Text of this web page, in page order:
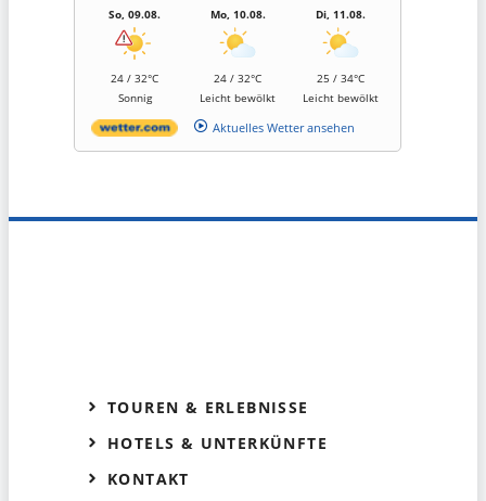
So, 09.08.
24 / 32°C
Sonnig
Mo, 10.08.
24 / 32°C
Leicht bewölkt
Di, 11.08.
25 / 34°C
Leicht bewölkt
Aktuelles Wetter ansehen
TOUREN & ERLEBNISSE
HOTELS & UNTERKÜNFTE
KONTAKT